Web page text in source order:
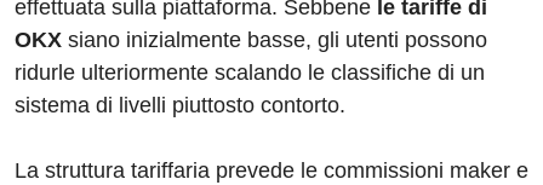
effettuata sulla piattaforma. Sebbene le tariffe di
OKX siano inizialmente basse, gli utenti possono
ridurle ulteriormente scalando le classifiche di un
sistema di livelli piuttosto contorto.
La struttura tariffaria prevede le commissioni maker e